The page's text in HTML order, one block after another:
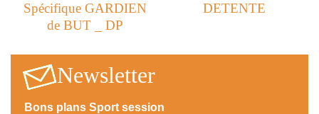
Spécifique GARDIEN
de BUT _ DP
DETENTE
Newsletter
Bons plans Sport session